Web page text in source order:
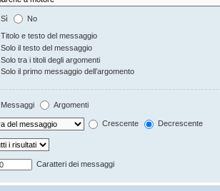
Sì No
Titolo e testo del messaggio
Solo il testo del messaggio
Solo tra i titoli degli argomenti
Solo il primo messaggio dell’argomento
Messaggi Argomenti
Crescente Decrescente
Caratteri dei messaggi